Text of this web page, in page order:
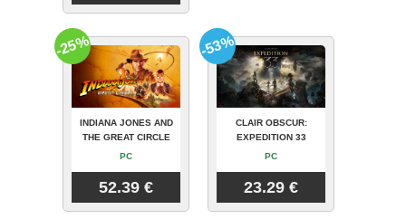
INDIANA JONES AND
THE GREAT CIRCLE
PC
52.39 €
-25%
CLAIR OBSCUR:
EXPEDITION 33
PC
23.29 €
-53%